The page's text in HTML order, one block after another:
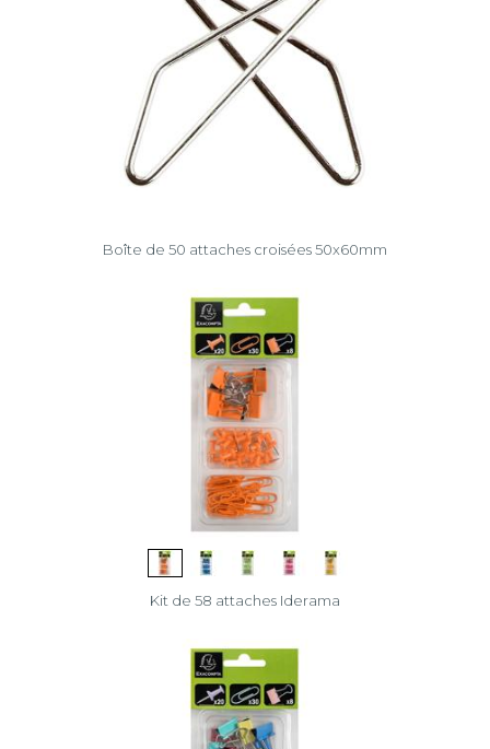
Boîte de 50 attaches croisées 50x60mm
Kit de 58 attaches Iderama